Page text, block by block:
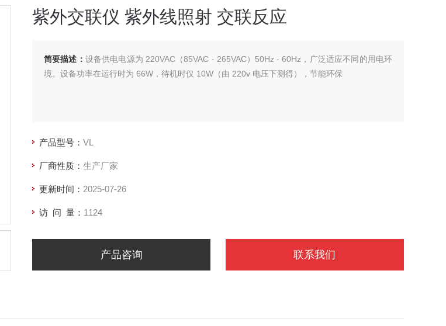
紫外交联仪 紫外线照射 交联反应
简要描述： 设备供电电源为 220VAC（85VAC - 265VAC）50Hz - 60Hz，广泛适应不同的用电环
境。设备功率在运行时为 66W，待机时仅 10W（由 220v 电压下测得），节能环保
产品型号： VL
厂商性质： 生产厂家
更新时间： 2025-07-26
访 问 量： 1124
产品咨询 联系我们